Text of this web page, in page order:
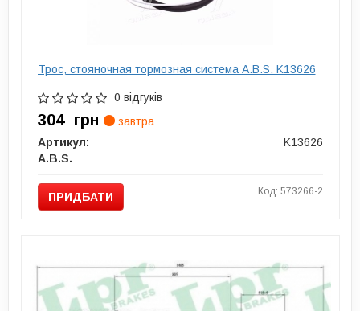
Трос, стояночная тормозная система A.B.S. K13626
0 відгуків
304 грн
завтра
Артикул:
K13626
A.B.S.
ПРИДБАТИ Код: 573266-2